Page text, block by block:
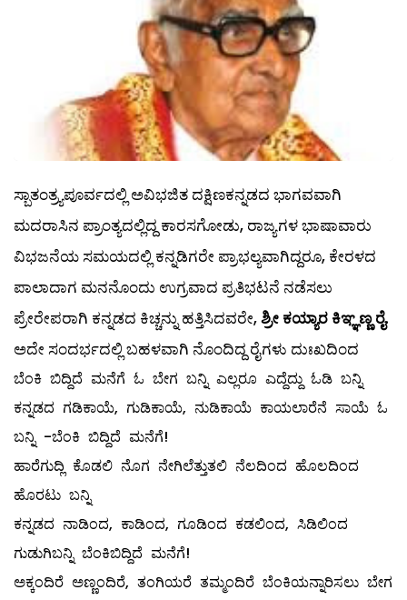
ಸ್ಬಾತಂತ್ರ್ಯಪೂರ್ವದಲ್ಲಿ ಅವಿಭಜಿತ ದಕ್ಷಿಣಕನ್ನಡದ ಭಾಗವವಾಗಿ
ಮದರಾಸಿನ ಪ್ರಾಂತ್ಯದಲ್ಲಿದ್ದ ಕಾರಸಗೋಡು, ರಾಜ್ಯಗಳ ಭಾಷಾವಾರು
ವಿಭಜನೆಯ ಸಮಯದಲ್ಲಿ ಕನ್ನಡಿಗರೇ ಪ್ರಾಭಲ್ಯವಾಗಿದ್ದರೂ, ಕೇರಳದ
ಪಾಲಾದಾಗ ಮನನೊಂದು ಉಗ್ರವಾದ ಪ್ರತಿಭಟನೆ ನಡೆಸಲು
ಪ್ರೇರೇಪರಾಗಿ ಕನ್ನಡದ ಕಿಚ್ಚನ್ನು ಹತ್ತಿಸಿದವರೇ,ಶ್ರೀ ಕಯ್ಯಾರ ಕಿಞ್ಞಣ್ಣ ರೈ.
ಅದೇ ಸಂದರ್ಭದಲ್ಲಿ ಬಹಳವಾಗಿ ನೊಂದಿದ್ದ ರೈಗಳು ದುಃಖದಿಂದ
ಬೆಂಕಿ ಬಿದ್ದಿದೆ ಮನೆಗೆ ಓ ಬೇಗ ಬನ್ನಿ ಎಲ್ಲರೂ ಎದ್ದೆದ್ದು ಓಡಿ ಬನ್ನಿ
ಕನ್ನಡದ ಗಡಿಕಾಯೆ, ಗುಡಿಕಾಯೆ, ನುಡಿಕಾಯೆ ಕಾಯಲಾರೆನೆ ಸಾಯೆ ಓ
ಬನ್ನಿ -ಬೆಂಕಿ ಬಿದ್ದಿದೆ ಮನೆಗೆ!
ಹಾರೆಗುದ್ಲಿ ಕೊಡಲಿ ನೊಗ ನೇಗಿಲೆತ್ತುತಲಿ ನೆಲದಿಂದ ಹೊಲದಿಂದ
ಹೊರಟು ಬನ್ನಿ
ಕನ್ನಡದ ನಾಡಿಂದ, ಕಾಡಿಂದ, ಗೂಡಿಂದ ಕಡಲಿಂದ, ಸಿಡಿಲಿಂದ
ಗುಡುಗಿಬನ್ನಿ ಬೆಂಕಿಬಿದ್ದಿದೆ ಮನೆಗೆ!
ಅಕ್ಕಂದಿರೆ ಅಣ್ಣಂದಿರೆ, ತಂಗಿಯರೆ ತಮ್ಮಂದಿರೆ ಬೆಂಕಿಯನ್ನಾರಿಸಲು ಬೇಗ